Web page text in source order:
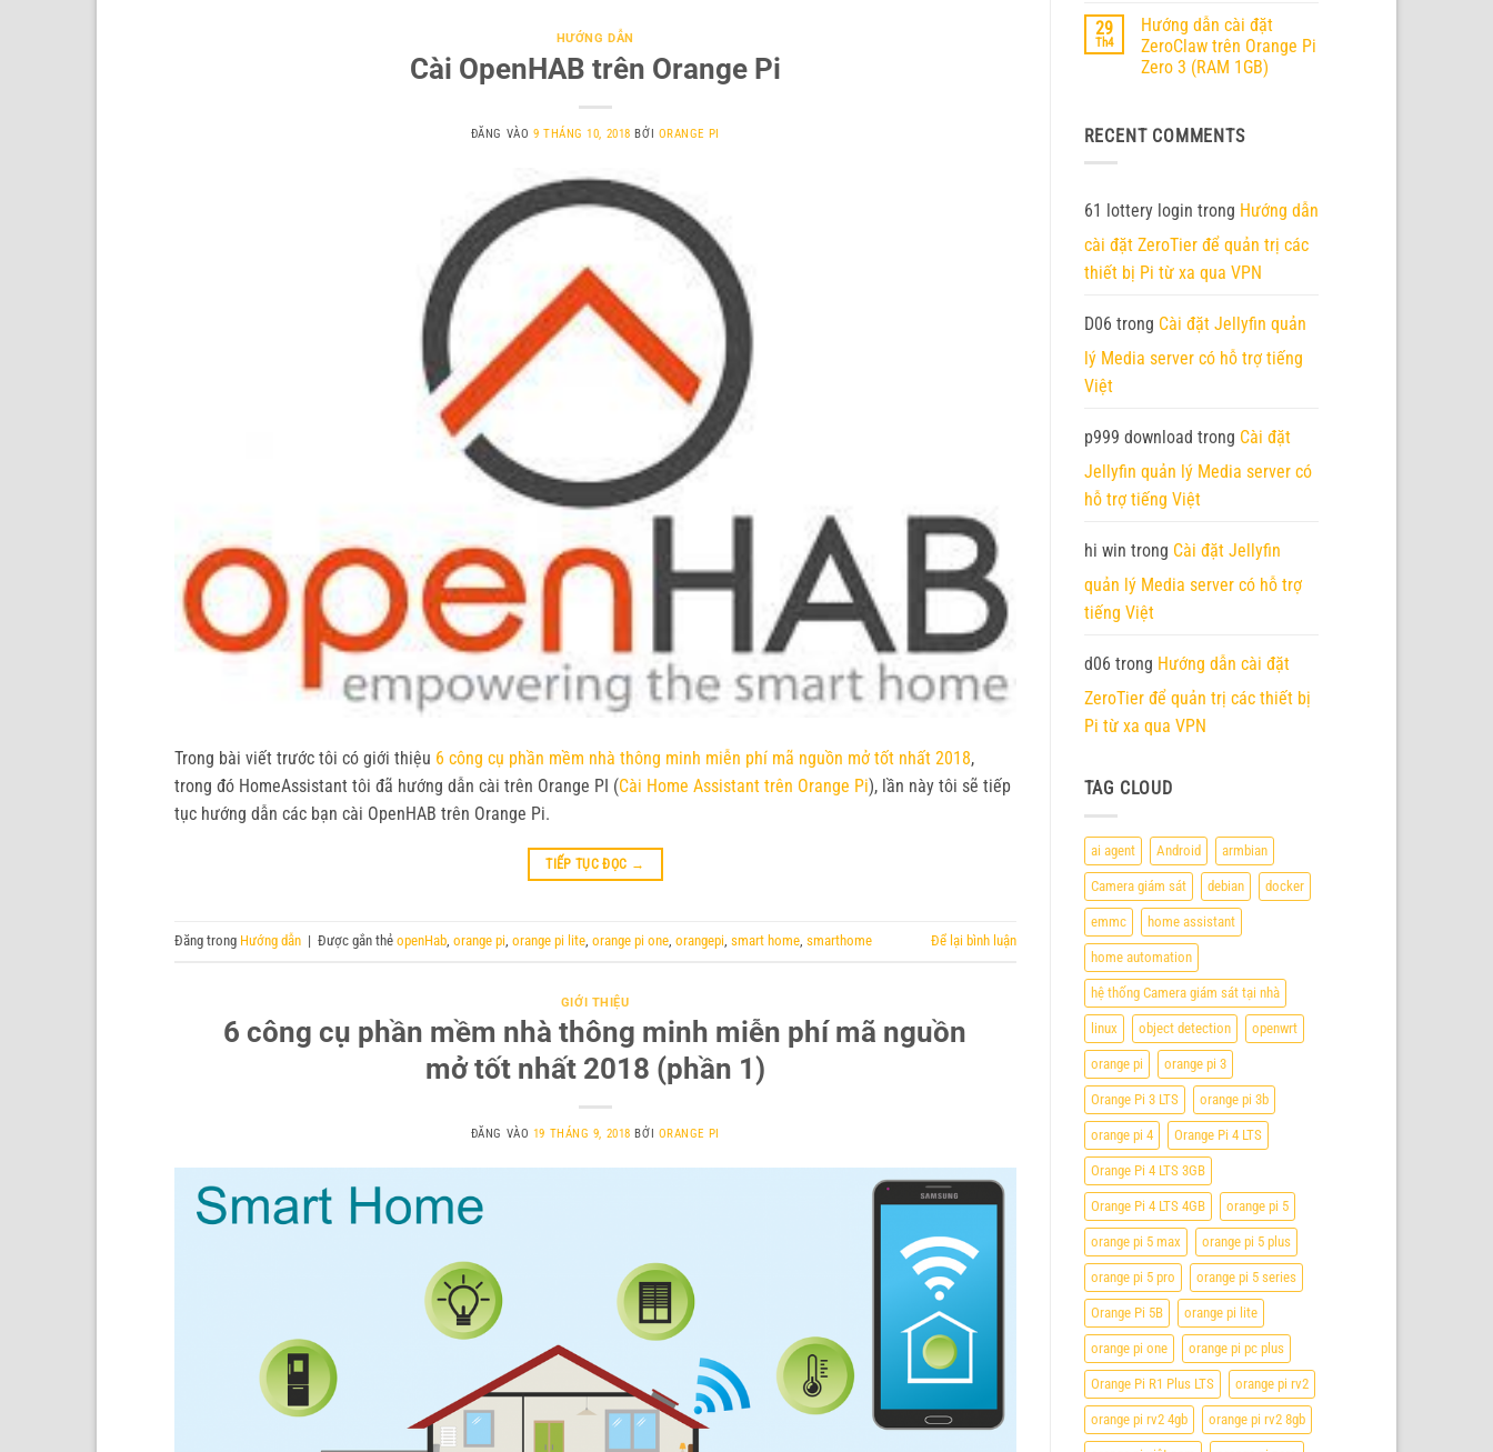
HƯỚNG DẪN
Cài OpenHAB trên Orange Pi
ĐĂNG VÀO 9 THÁNG 10, 2018 BỞI ORANGE PI
Trong bài viết trước tôi có giới thiệu 6 công cụ phần mềm nhà thông minh miễn phí mã nguồn mở tốt nhất 2018,
trong đó HomeAssistant tôi đã hướng dẫn cài trên Orange PI (Cài Home Assistant trên Orange Pi), lần này tôi sẽ tiếp
tục hướng dẫn các bạn cài OpenHAB trên Orange Pi.
TIẾP TỤC ĐỌC →
Đăng trong Hướng dẫn | Được gắn thẻ openHab orange pi orange pi lite orange pi one orangepi smart home smarthome Để lại bình luận
GIỚI THIỆU
6 công cụ phần mềm nhà thông minh miễn phí mã nguồn
mở tốt nhất 2018 (phần 1)
ĐĂNG VÀO 19 THÁNG 9, 2018 BỞI ORANGE PI
ra
mắt
–
Nền
thế
hệ
sức
tính
bình
luận
ở
Hướng
Nanobot
trên
/
3W
4GB
RAM
29
Th4
Hướng dẫn cài đặt
ZeroClaw trên Orange Pi
Zero 3 (RAM 1GB)
luận
ở
đặt
ZeroClaw
Orange
Zero
1GB)
RECENT COMMENTS
61 lottery login trong Hướng dẫn
cài đặt ZeroTier để quản trị các
thiết bị Pi từ xa qua VPN
D06 trong Cài đặt Jellyfin quản
lý Media server có hỗ trợ tiếng
Việt
p999 download trong Cài đặt
Jellyfin quản lý Media server có
hỗ trợ tiếng Việt
hi win trong Cài đặt Jellyfin
quản lý Media server có hỗ trợ
tiếng Việt
d06 trong Hướng dẫn cài đặt
ZeroTier để quản trị các thiết bị
Pi từ xa qua VPN
TAG CLOUD
ai agent Android armbian
Camera giám sát debian docker
emmc home assistant
home automation
hệ thống Camera giám sát tại nhà
linux object detection openwrt
orange pi orange pi 3
Orange Pi 3 LTS orange pi 3b
orange pi 4 Orange Pi 4 LTS
Orange Pi 4 LTS 3GB
Orange Pi 4 LTS 4GB orange pi 5
orange pi 5 max orange pi 5 plus
orange pi 5 pro orange pi 5 series
Orange Pi 5B orange pi lite
orange pi one orange pi pc plus
Orange Pi R1 Plus LTS orange pi rv2
orange pi rv2 4gb orange pi rv2 8gb